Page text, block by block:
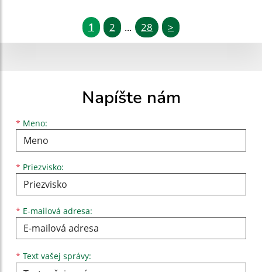
1 2 ... 28 >
Napíšte nám
* Meno:
Meno
* Priezvisko:
Priezvisko
* E-mailová adresa:
E-mailová adresa
* Text vašej správy: